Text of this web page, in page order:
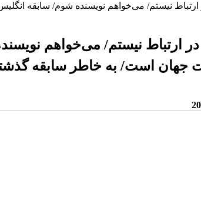
ارتباط نیستم/ می‌خواهم نویسنده شوم/ سابقه
در ارتباط نیستم/ می‌خواهم
جهان است/ به خاطر سابقه